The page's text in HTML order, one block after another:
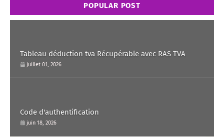
POPULAR POST
Tableau déduction tva Récupérable avec RAS TVA
juillet 01, 2026
Code d'authentification
juin 18, 2026